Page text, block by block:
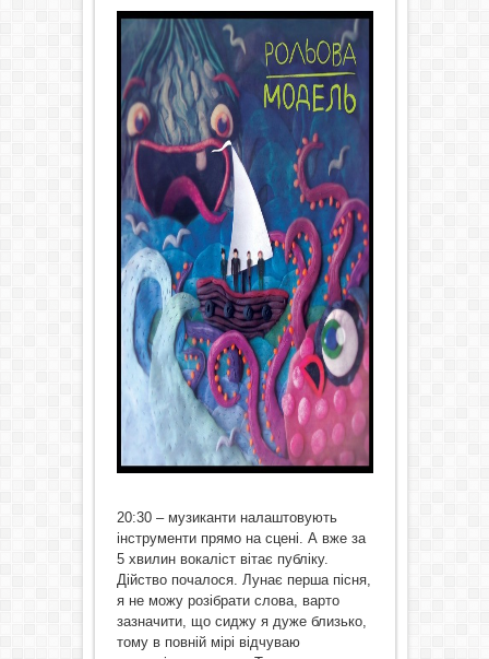
20:30 – музиканти налаштовують
інструменти прямо на сцені. А вже за
5 хвилин вокаліст вітає публіку.
Дійство почалося. Лунає перша пісня,
я не можу розібрати слова, варто
зазначити, що сиджу я дуже близько,
тому в повній мірі відчуваю